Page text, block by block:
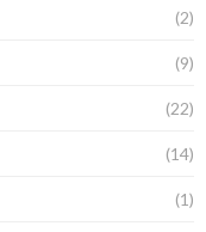
(2)
(9)
(22)
(14)
(1)